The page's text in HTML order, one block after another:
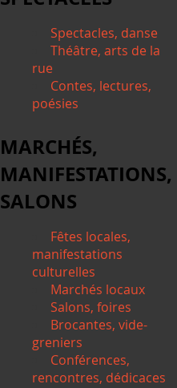
Spectacles, danse
Théâtre, arts de la
rue
Contes, lectures,
poésies
MARCHÉS,
MANIFESTATIONS,
SALONS
Fêtes locales,
manifestations
culturelles
Marchés locaux
Salons, foires
Brocantes, vide-
greniers
Conférences,
rencontres, dédicaces